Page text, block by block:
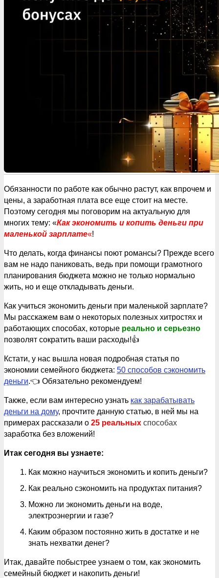
Обязанности по работе как обычно растут, как впрочем и
цены, а заработная плата все еще стоит на месте.
Поэтому сегодня мы поговорим на актуальную для
многих тему: «Как экономить и копить деньги при
маленькой зарплате«!
Что делать, когда финансы поют романсы? Прежде всего
вам не надо паниковать, ведь при помощи грамотного
планирования бюджета можно не только нормально
жить, но и еще откладывать деньги.
Как учиться экономить деньги при маленькой зарплате?
Мы расскажем вам о некоторых полезных хитростях и
работающих способах, которые реально и серьезно
позволят сократить ваши расходы!👍
Кстати, у нас вышла новая подробная статья по
экономии семейного бюджета: 50 способов сэкономить
деньги.👈 Обязательно рекомендуем!
Также, если вам интересно узнать как зарабатывать
деньги на дому, прочтите данную статью, в ней мы на
примерах рассказали о 25 реальных способах
заработка без вложений!
Итак сегодня вы узнаете:
Как можно научиться экономить и копить деньги?
Как реально сэкономить на продуктах питания?
Можно ли экономить деньги на воде,
электроэнергии и газе?
Каким образом постоянно жить в достатке и не
знать нехватки денег?
Итак, давайте побыстрее узнаем о том, как экономить
семейный бюджет и накопить деньги!